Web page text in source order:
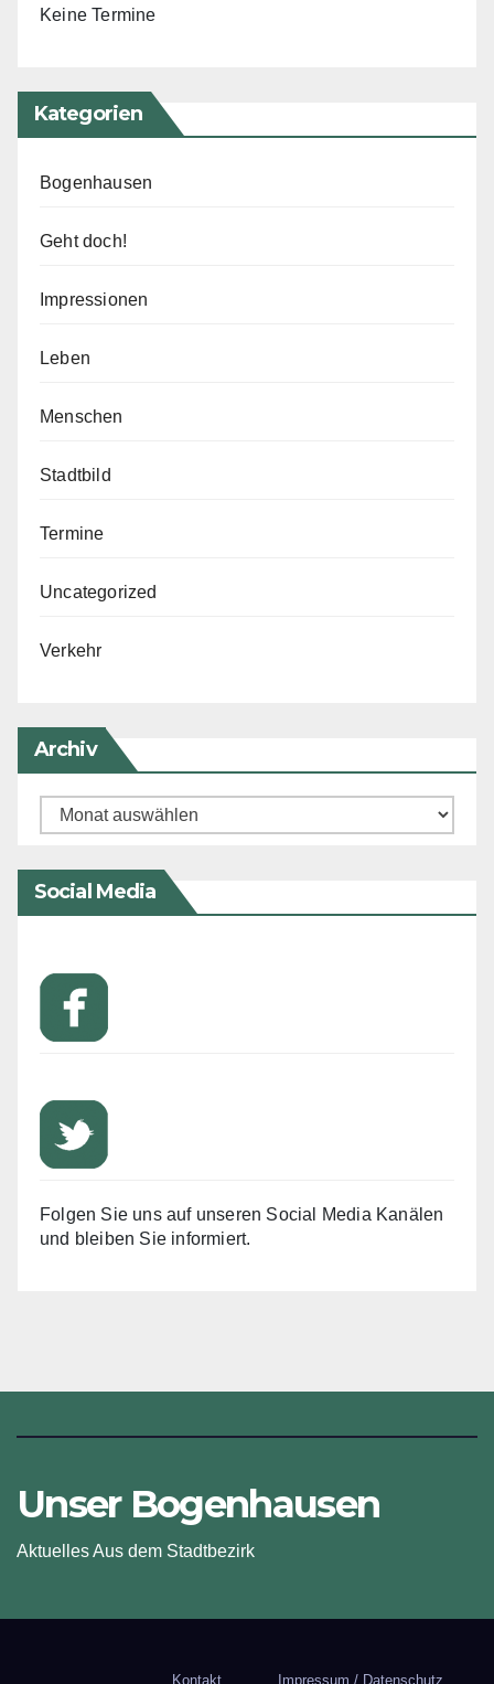
Keine Termine
Kategorien
Bogenhausen
Geht doch!
Impressionen
Leben
Menschen
Stadtbild
Termine
Uncategorized
Verkehr
Archiv
Archiv
Social Media
Folgen Sie uns auf unseren Social Media Kanälen
und bleiben Sie informiert.
Unser Bogenhausen
Aktuelles Aus dem Stadtbezirk
Kontakt Impressum / Datenschutz